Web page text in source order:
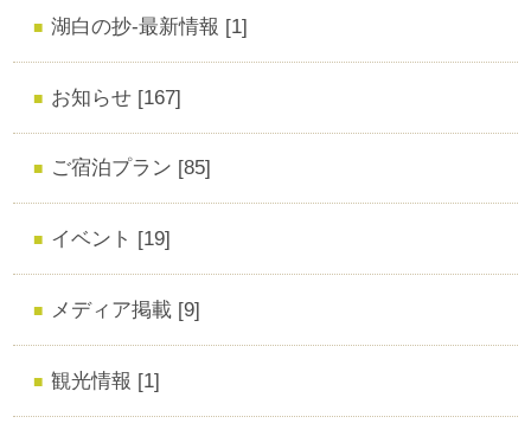
湖白の抄‐最新情報 [1]
お知らせ [167]
ご宿泊プラン [85]
イベント [19]
メディア掲載 [9]
観光情報 [1]